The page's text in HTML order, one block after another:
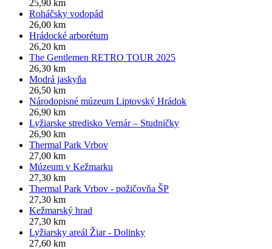
25,90 km
Roháčsky vodopád
26,00 km
Hrádocké arborétum
26,20 km
The Gentlemen RETRO TOUR 2025
26,30 km
Modrá jaskyňa
26,50 km
Národopisné múzeum Liptovský Hrádok
26,90 km
Lyžiarske stredisko Vernár – Studničky
26,90 km
Thermal Park Vrbov
27,00 km
Múzeum v Kežmarku
27,30 km
Thermal Park Vrbov - požičovňa ŠP
27,30 km
Kežmarský hrad
27,30 km
Lyžiarsky areál Žiar - Dolinky
27,60 km